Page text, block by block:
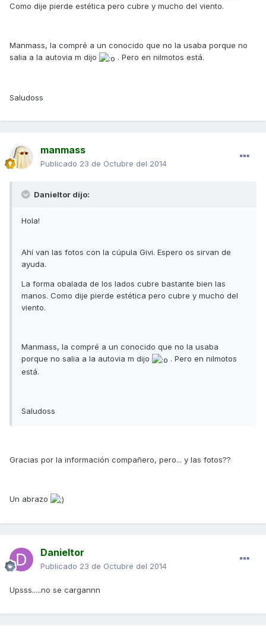
Como dije pierde estética pero cubre y mucho del viento.
Manmass, la compré a un conocido que no la usaba porque no
salia a la autovia m dijo
. Pero en nilmotos está.
Saludoss
manmass
Publicado 23 de Octubre del 2014
Danieltor dijo:
Hola!
Ahí van las fotos con la cúpula Givi. Espero os sirvan de
ayuda.
La forma obalada de los lados cubre bastante bien las
manos. Como dije pierde estética pero cubre y mucho del
viento.
Manmass, la compré a un conocido que no la usaba
porque no salia a la autovia m dijo
. Pero en nilmotos
está.
Saludoss
Gracias por la información compañero, pero... y las fotos??
Un abrazo
Danieltor
Publicado 23 de Octubre del 2014
Upsss.....no se cargannn